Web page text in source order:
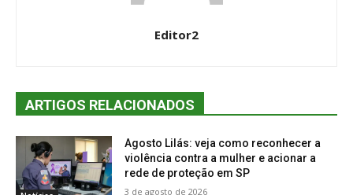
Editor2
ARTIGOS RELACIONADOS
Agosto Lilás: veja como reconhecer a
violência contra a mulher e acionar a
rede de proteção em SP
3 de agosto de 2026